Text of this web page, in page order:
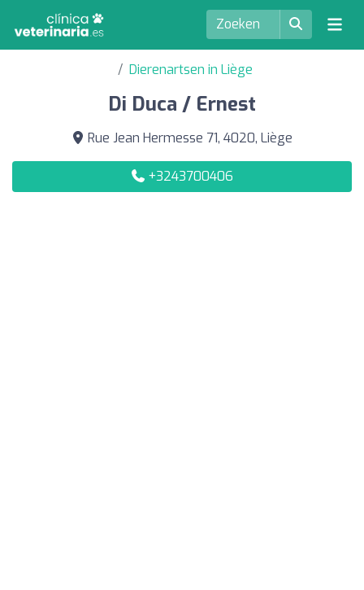
Dierenartsen in Liège
Di Duca / Ernest
Rue Jean Hermesse 71, 4020, Liège
+3243700406